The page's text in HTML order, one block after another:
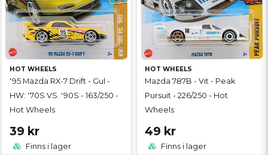
HOT WHEELS
'95 Mazda RX-7 Drift - Gul -
HW: '70S VS. '90S - 163/250 -
Hot Wheels
39 kr
Finns i lager
HOT WHEELS
Mazda 787B - Vit - Peak
Pursuit - 226/250 - Hot
Wheels
49 kr
Finns i lager